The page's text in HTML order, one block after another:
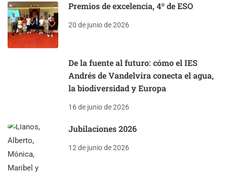
Premios de excelencia, 4º de ESO
20 de junio de 2026
De la fuente al futuro: cómo el IES
Andrés de Vandelvira conecta el agua,
la biodiversidad y Europa
16 de junio de 2026
Jubilaciones 2026
12 de junio de 2026